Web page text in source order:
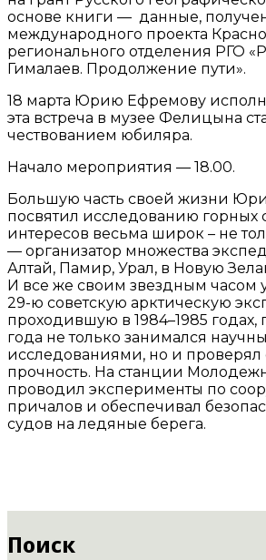
основе книги — данные,
международного проекта
регионального отделения РГО
Гималаев. Продолжение пути».
18 марта Юрию Ефремову
эта встреча в музее Фелицына
чествованием юбиляра.
Начало мероприятия — 18.00.
Большую часть своей жизни
посвятил исследованию горных
интересов весьма широк – не
— организатор множества
Алтай, Памир, Урал, в Новую
И все же своим звездным часом
29-ю советскую арктическую
проходившую в 1984–1985 годах,
года не только занимался
исследованиями, но и проверял
прочность. На станции
проводил эксперименты по
причалов и обеспечивал
судов на ледяные берега.
Поиск